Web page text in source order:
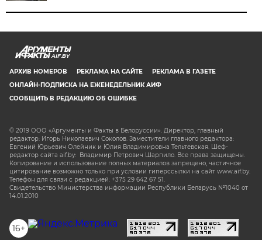
AIF.BY
АРХИВ НОМЕРОВ РЕКЛАМА НА САЙТЕ
РЕКЛАМА В ГАЗЕТЕ
ОНЛАЙН-ПОДПИСКА НА ЕЖЕНЕДЕЛЬНИК АИФ
СООБЩИТЬ В РЕДАКЦИЮ ОБ ОШИБКЕ
© 2019 ООО «Аргументы и Факты в Белоруссии». Директор, главный
редактор: Игорь Николаевич Соколов. Заместители главного редактора:
Евгений Юрьевич Олейник и Юлия Владимировна Тельтевская. Шеф-
редактор сайта aif.by: Владимир Петрович Шарпило. Все права защищены.
Копирование и использование полных материалов запрещено, частичное
цитирование возможно только при условии гиперссылки на сайт www.aif.by.
Телефон для связи с редакцией: +375 29 642 67 51.
Свидетельство Министерства информации Республики Беларусь №1040 от
14.01.2010
16+